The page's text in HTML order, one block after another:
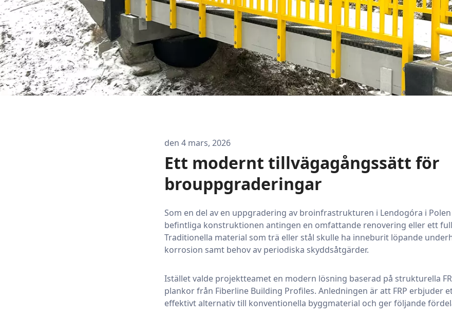
den 4 mars, 2026
Ett modernt tillvägagångssätt för
brouppgraderingar
Som en del av en uppgradering av broinfrastrukturen i Lendogóra i
befintliga konstruktionen antingen en omfattande renovering eller ett
Traditionella material som trä eller stål skulle ha inneburit löpande
korrosion samt behov av periodiska skyddsåtgärder.
Istället valde projektteamet en modern lösning baserad på strukturella
plankor från Fiberline Building Profiles. Anledningen är att FRP erbjuder
effektivt alternativ till konventionella byggmaterial och ger följande